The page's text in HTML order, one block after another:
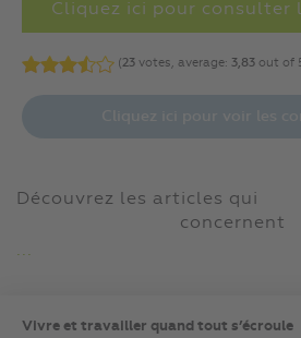
Cliquez ici pour consulter
(23 votes, average: 3,83 out of
Découvrez les articles qui
concernent
...
Vivre et travailler quand tout s’écroule